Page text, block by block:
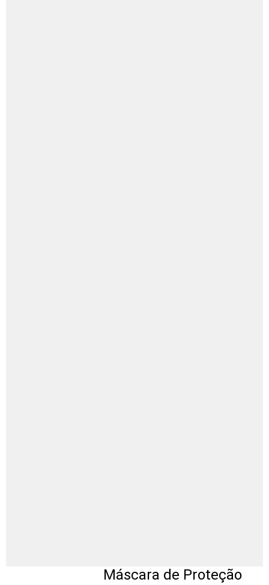
Máscara de Proteção